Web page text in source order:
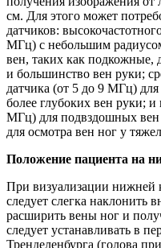
см. Для этого может
датчиков:
МГц) с небольшим
вен, таких как подкожные,
и большинство вен руки;
датчика (от 5 до 9 МГц)
более глубоких вен руки; и
МГц) для подвздошных
для осмотра вен ног у
Положение пациента на
При визуализации нижней
следует слегка наклонить
расширить вены ног и
следует устанавливать в
Тренделенбурга (голова